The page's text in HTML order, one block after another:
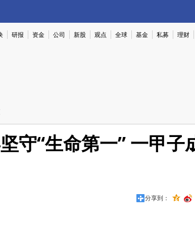
研报 资金 公司 新股 观点 全球 基金 私募 理财
守“生命第一” 一甲子
分享到：